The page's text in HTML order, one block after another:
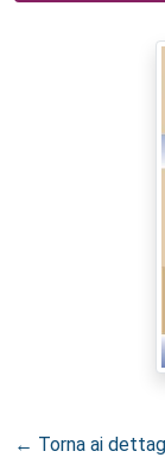
← Torna ai